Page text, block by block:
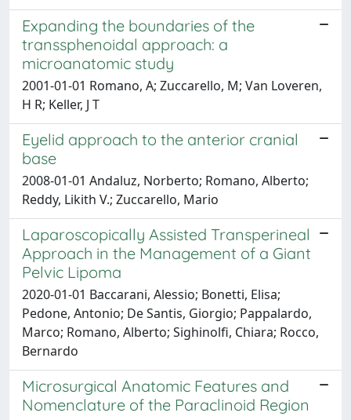
Expanding the boundaries of the
transsphenoidal approach: a
microanatomic study
2001-01-01 Romano, A; Zuccarello, M; Van Loveren,
H R; Keller, J T
Eyelid approach to the anterior cranial
base
2008-01-01 Andaluz, Norberto; Romano, Alberto;
Reddy, Likith V.; Zuccarello, Mario
Laparoscopically Assisted Transperineal
Approach in the Management of a Giant
Pelvic Lipoma
2020-01-01 Baccarani, Alessio; Bonetti, Elisa;
Pedone, Antonio; De Santis, Giorgio; Pappalardo,
Marco; Romano, Alberto; Sighinolfi, Chiara; Rocco,
Bernardo
Microsurgical Anatomic Features and
Nomenclature of the Paraclinoid Region